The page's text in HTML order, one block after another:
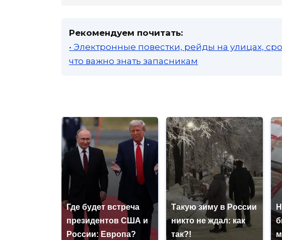
Рекомендуем почитать:
• Электронные повестки, рейды на улицах,
что важно знать запасникам
Где будет встреча
президентов США и
России: Европа?
Такую зиму в России
никто не ждал: как
так?!